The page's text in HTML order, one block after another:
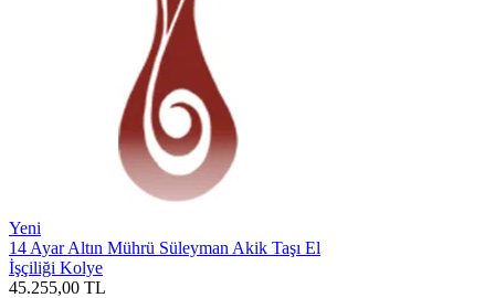
Yeni
14 Ayar Altın Mührü Süleyman Akik Taşı El
İşçiliği Kolye
45.255,00 TL